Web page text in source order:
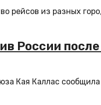
рейсов из разных
России
Кая Каллас